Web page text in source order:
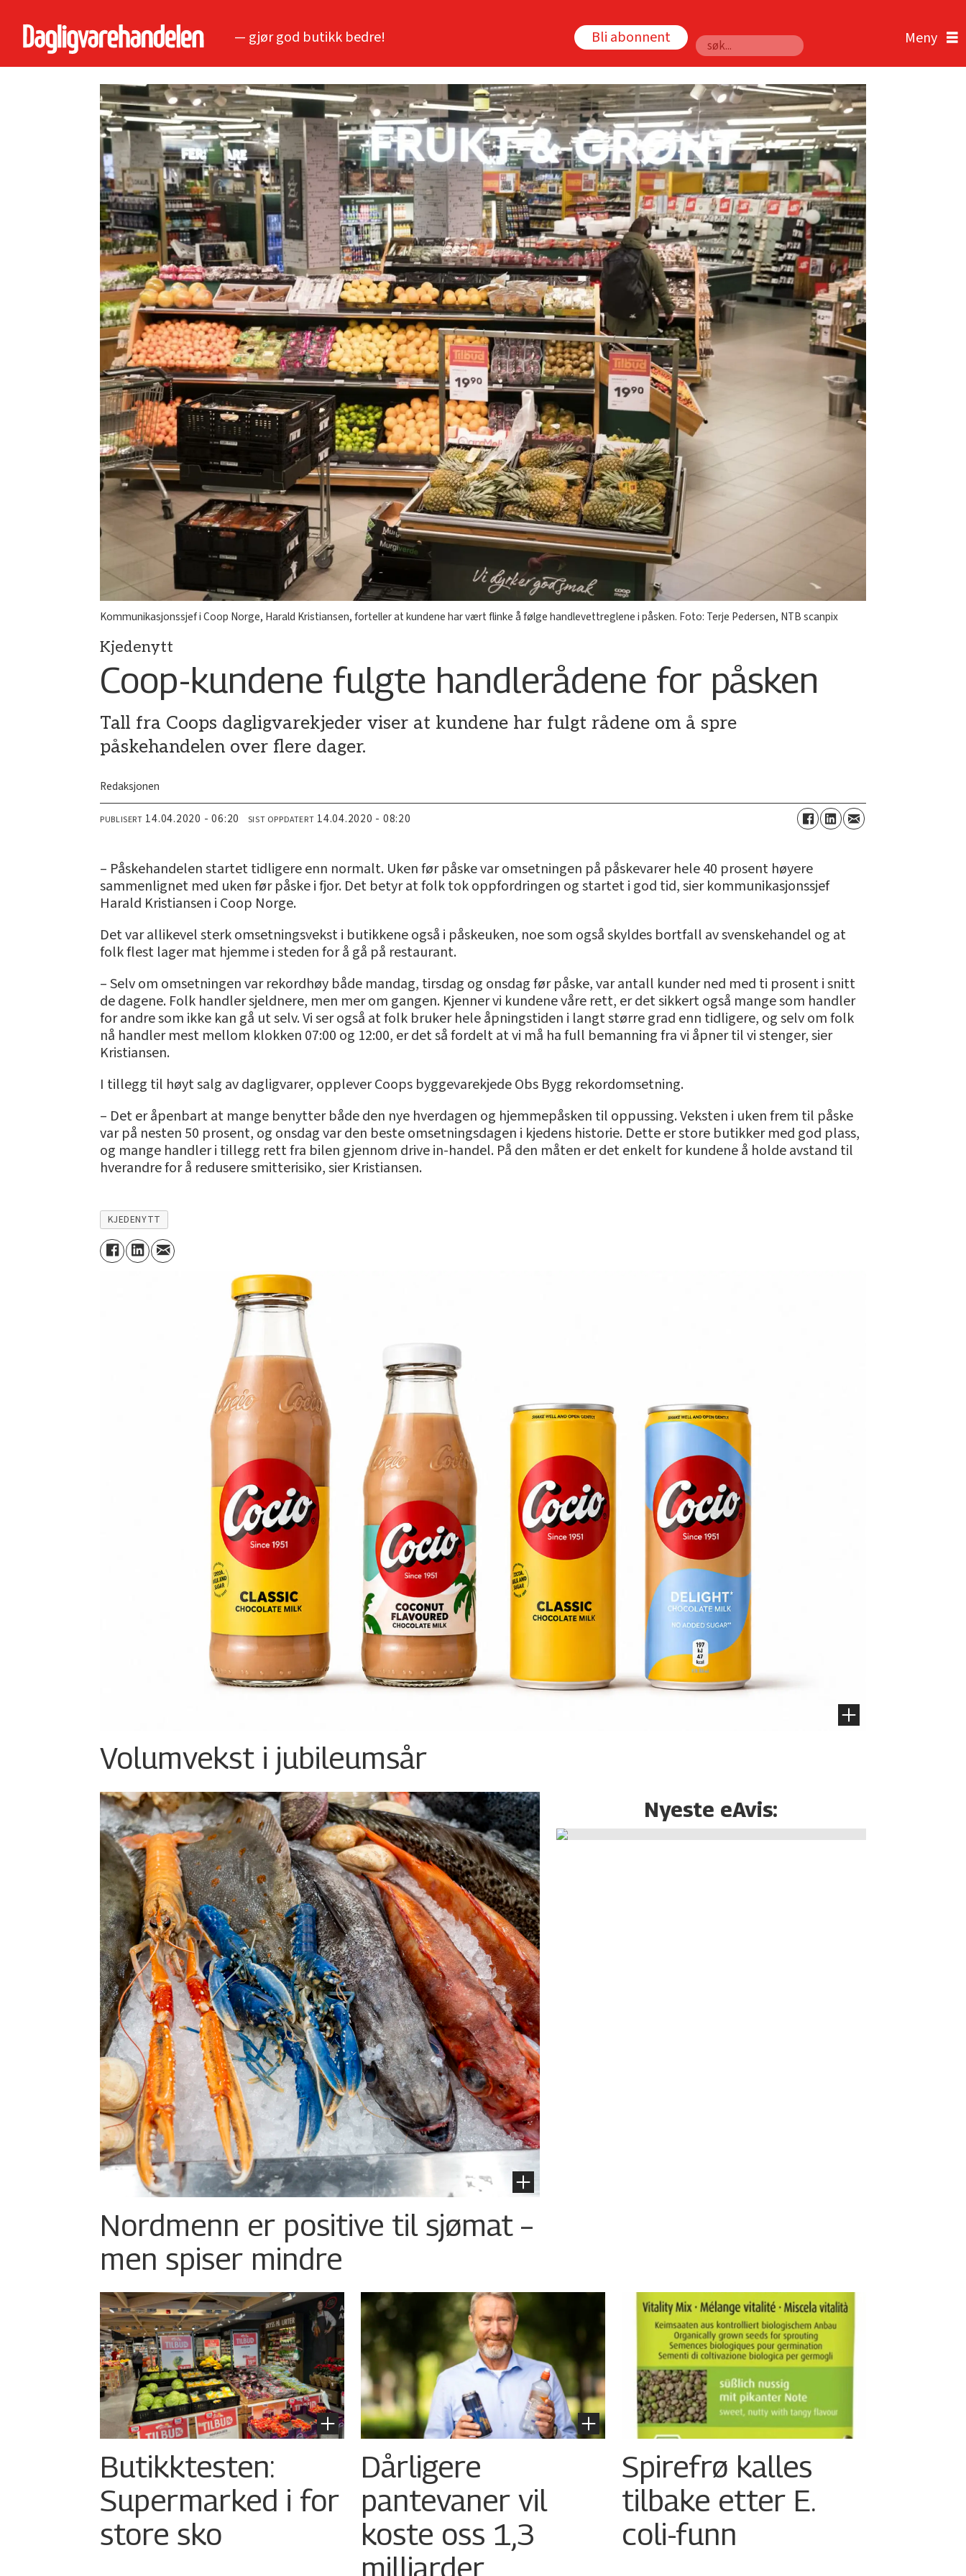
— gjør god butikk bedre! Bli abonnent
Søk
Kommunikasjonssjef i Coop Norge, Harald Kristiansen, forteller at kundene har vært flinke å følge handlevettreglene i påsken. Foto: Terje Pedersen, NTB scanpix
Kjedenytt
Coop-kundene fulgte handlerådene for påsken
Tall fra Coops dagligvarekjeder viser at kundene har fulgt rådene om å spre
påskehandelen over flere dager.
Redaksjonen
PUBLISERT 14.04.2020 - 06:20 SIST OPPDATERT 14.04.2020 - 08:20
– Påskehandelen startet tidligere enn normalt. Uken før påske var omsetningen på påskevarer hele 40 prosent høyere
sammenlignet med uken før påske i fjor. Det betyr at folk tok oppfordringen og startet i god tid, sier kommunikasjonssjef
Harald Kristiansen i Coop Norge.
Det var allikevel sterk omsetningsvekst i butikkene også i påskeuken, noe som også skyldes bortfall av svenskehandel og at
folk flest lager mat hjemme i steden for å gå på restaurant.
– Selv om omsetningen var rekordhøy både mandag, tirsdag og onsdag før påske, var antall kunder ned med ti prosent i snitt
de dagene. Folk handler sjeldnere, men mer om gangen. Kjenner vi kundene våre rett, er det sikkert også mange som handler
for andre som ikke kan gå ut selv. Vi ser også at folk bruker hele åpningstiden i langt større grad enn tidligere, og selv om folk
nå handler mest mellom klokken 07:00 og 12:00, er det så fordelt at vi må ha full bemanning fra vi åpner til vi stenger, sier
Kristiansen.
I tillegg til høyt salg av dagligvarer, opplever Coops byggevarekjede Obs Bygg rekordomsetning.
– Det er åpenbart at mange benytter både den nye hverdagen og hjemmepåsken til oppussing. Veksten i uken frem til påske
var på nesten 50 prosent, og onsdag var den beste omsetningsdagen i kjedens historie. Dette er store butikker med god plass,
og mange handler i tillegg rett fra bilen gjennom drive in-handel. På den måten er det enkelt for kundene å holde avstand til
hverandre for å redusere smitterisiko, sier Kristiansen.
KJEDENYTT
Volumvekst i jubileumsår
Nordmenn er positive til sjømat –
men spiser mindre
Nyeste eAvis:
Butikktesten:
Supermarked i for
store sko
Dårligere
pantevaner vil
koste oss 1,3
milliarder
Spirefrø kalles
tilbake etter E.
coli-funn